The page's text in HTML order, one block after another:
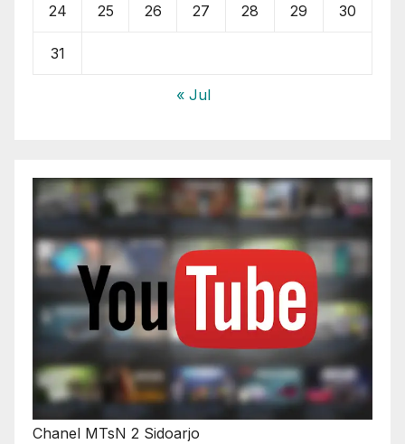
24 25 26 27 28 29 30
31
« Jul
Chanel MTsN 2 Sidoarjo